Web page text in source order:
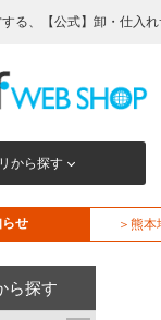
る、【公式】卸・仕入
から探す
らせ ＞熊
ら探す